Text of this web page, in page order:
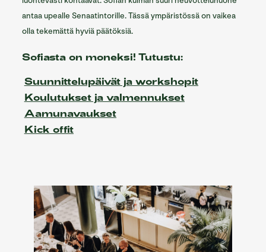
antaa upealle Senaatintorille. Tässä ympäristössä on vaikea
olla tekemättä hyviä päätöksiä.
Sofiasta on moneksi! Tutustu:
Suunnittelupäivät ja workshopit
Koulutukset ja valmennukset
Aamunavaukset
Kick offit